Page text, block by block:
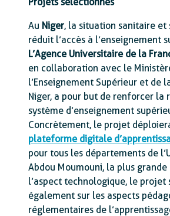
Au Niger, la situation sanitaire et
réduit l’accès à l’enseignement
L’Agence Universitaire de la
en collaboration avec le
l’Enseignement Supérieur et de
Niger, a pour but de renforcer la
système d’enseignement
Concrètement, le projet
plateforme digitale
pour tous les départements de
Abdou Moumouni, la plus grande
l’aspect technologique, le projet
également sur les aspects
réglementaires de